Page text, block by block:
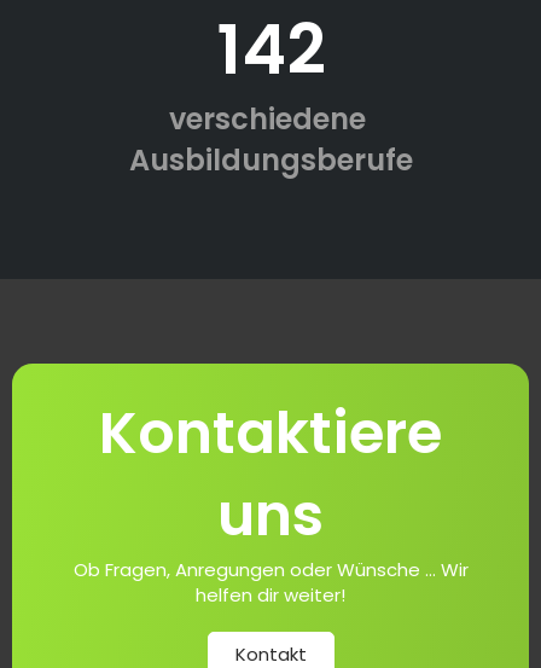
142
verschiedene
Ausbildungsberufe
Kontaktiere
uns
Ob Fragen, Anregungen oder Wünsche ... Wir
helfen dir weiter!
Kontakt